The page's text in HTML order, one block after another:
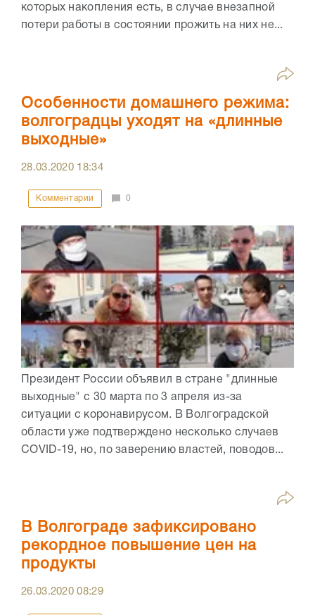
которых накопления есть, в случае внезапной
потери работы в состоянии прожить на них не...
Особенности домашнего режима:
волгоградцы уходят на «длинные
выходные»
28.03.2020 18:34
Комментарии 0
Президент России объявил в стране "длинные
выходные" с 30 марта по 3 апреля из-за
ситуации с коронавирусом. В Волгоградской
области уже подтверждено несколько случаев
COVID-19, но, по заверению властей, поводов...
В Волгограде зафиксировано
рекордное повышение цен на
продукты
26.03.202008:29